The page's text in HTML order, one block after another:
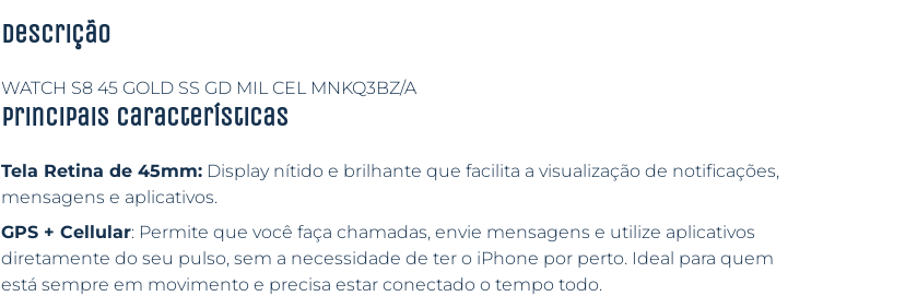
Descrição
WATCH S8 45 GOLD SS GD MIL CEL MNKQ3BZ/A
Principais características
Tela Retina de 45mm:Display nítido e brilhante que facilita a visualização de notificações,
mensagens e aplicativos.
GPS + Cellular: Permite que você faça chamadas, envie mensagens e utilize aplicativos
diretamente do seu pulso, sem a necessidade de ter o iPhone por perto. Ideal para quem
está sempre em movimento e precisa estar conectado o tempo todo.